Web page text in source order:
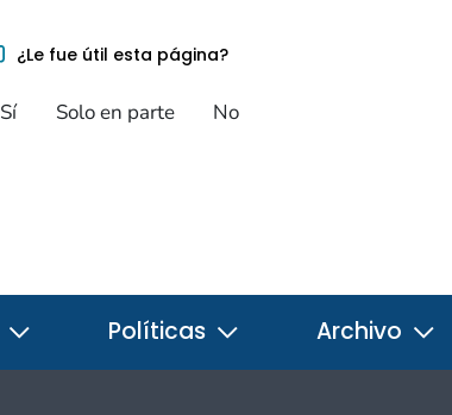
¿Le fue útil esta página?
Sí Solo en parte No
Políticas Archivo